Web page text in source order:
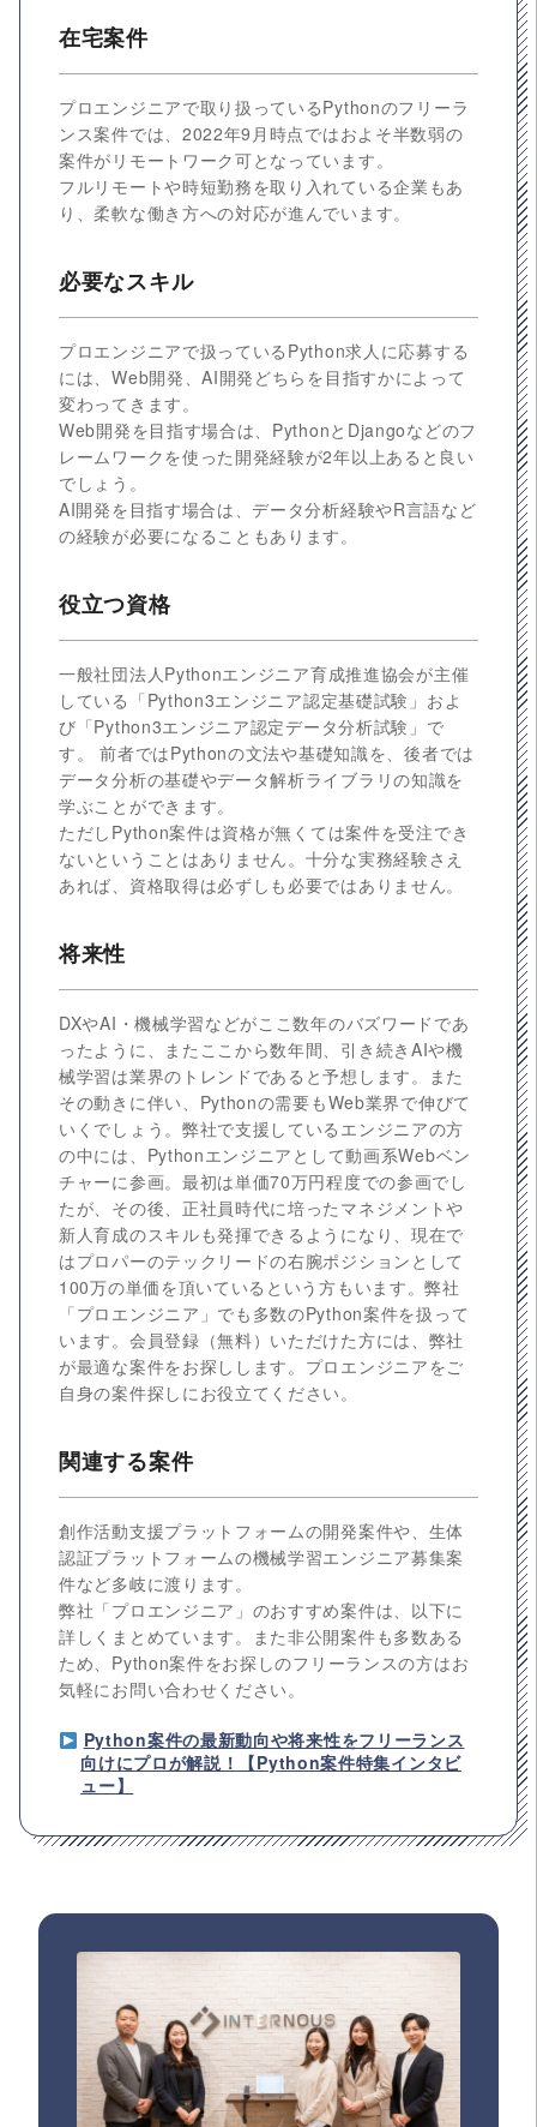
在宅案件
プロエンジニアで取り扱っているPythonのフリーラ
ンス案件では、2022年9月時点ではおよそ半数弱の
案件がリモートワーク可となっています。
フルリモートや時短勤務を取り入れている企業もあ
り、柔軟な働き方への対応が進んでいます。
必要なスキル
プロエンジニアで扱っているPython求人に応募する
には、Web開発、AI開発どちらを目指すかによって
変わってきます。
Web開発を目指す場合は、PythonとDjangoなどのフ
レームワークを使った開発経験が2年以上あると良い
でしょう。
AI開発を目指す場合は、データ分析経験やR言語など
の経験が必要になることもあります。
役立つ資格
一般社団法人Pythonエンジニア育成推進協会が主催
している「Python3エンジニア認定基礎試験」およ
び「Python3エンジニア認定データ分析試験」で
す。 前者ではPythonの文法や基礎知識を、後者では
データ分析の基礎やデータ解析ライブラリの知識を
学ぶことができます。
ただしPython案件は資格が無くては案件を受注でき
ないということはありません。十分な実務経験さえ
あれば、資格取得は必ずしも必要ではありません。
将来性
DXやAI・機械学習などがここ数年のバズワードであ
ったように、またここから数年間、引き続きAIや機
械学習は業界のトレンドであると予想します。また
その動きに伴い、Pythonの需要もWeb業界で伸びて
いくでしょう。弊社で支援しているエンジニアの方
の中には、Pythonエンジニアとして動画系Webベン
チャーに参画。最初は単価70万円程度での参画でし
たが、その後、正社員時代に培ったマネジメントや
新人育成のスキルも発揮できるようになり、現在で
はプロパーのテックリードの右腕ポジションとして
100万の単価を頂いているという方もいます。弊社
「プロエンジニア」でも多数のPython案件を扱って
います。会員登録（無料）いただけた方には、弊社
が最適な案件をお探しします。プロエンジニアをご
自身の案件探しにお役立てください。
関連する案件
創作活動支援プラットフォームの開発案件や、生体
認証プラットフォームの機械学習エンジニア募集案
件など多岐に渡ります。
弊社「プロエンジニア」のおすすめ案件は、以下に
詳しくまとめています。また非公開案件も多数ある
ため、Python案件をお探しのフリーランスの方はお
気軽にお問い合わせください。
Python案件の最新動向や将来性をフリーランス
向けにプロが解説！【Python案件特集インタビ
ュー】